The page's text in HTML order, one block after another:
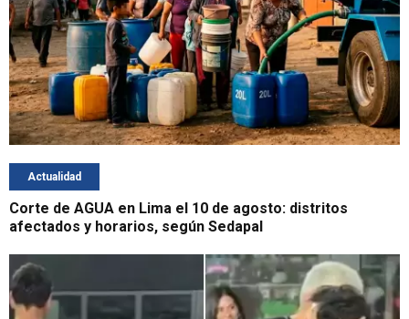
Actualidad
Corte de AGUA en Lima el 10 de agosto: distritos
afectados y horarios, según Sedapal